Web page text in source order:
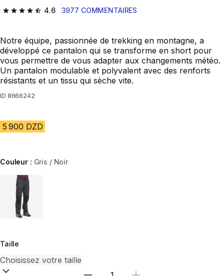
4.6
4.6 out of 5 stars from 3977 reviews
3977 COMMENTAIRES
Notre équipe, passionnée de trekking en montagne, a
développé ce pantalon qui se transforme en short pour
vous permettre de vous adapter aux changements météo.
Un pantalon modulable et polyvalent avec des renforts
résistants et un tissu qui sèche vite.
ID 8666242
5 900 DZD
Couleur : Gris / Noir
Choose a variant
Taille